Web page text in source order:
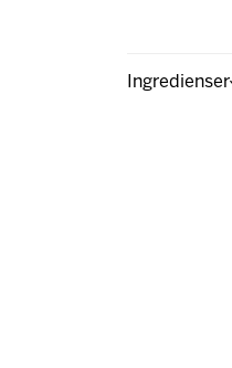
Ingredienser